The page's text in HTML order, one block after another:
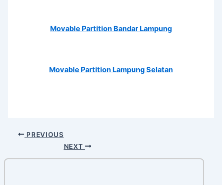
Movable Partition Bandar Lampung
Movable Partition Lampung Selatan
PREVIOUS
NEXT